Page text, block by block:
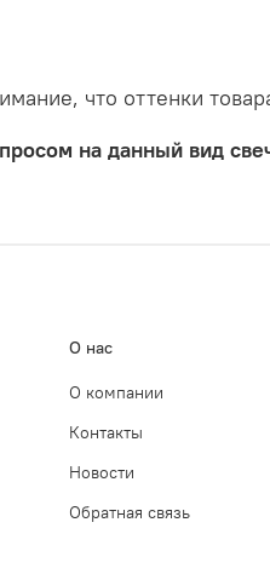
что оттенки
на данный вид
О нас
О компании
Контакты
Новости
Обратная связь